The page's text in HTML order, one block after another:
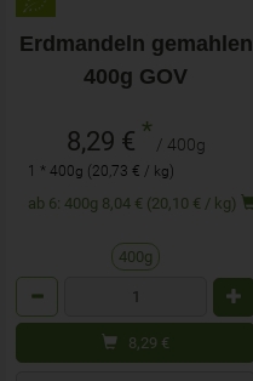
Erdmandeln gemahlen
400g GOV
8,29 € * / 400g
1 * 400g (20,73 € / kg)
ab 6: 400g 8,04 € (20,10 € / kg)
400g
8,29 €